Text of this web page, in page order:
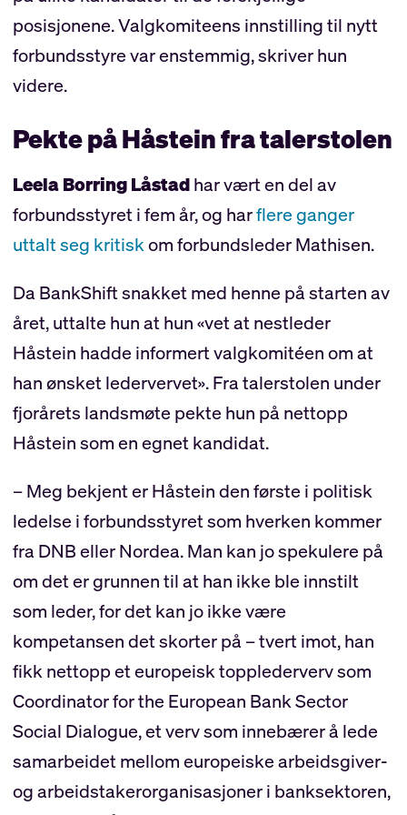
posisjonene. Valgkomiteens innstilling til nytt
forbundsstyre var enstemmig, skriver hun
videre.
Pekte på Håstein fra talerstolen
Leela Borring Låstadhar vært en del av
forbundsstyret i fem år, og harflere ganger
uttalt seg kritiskom forbundsleder Mathisen.
Da BankShift snakket med henne på starten av
året, uttalte hun at hun «vet at nestleder
Håstein hadde informert valgkomitéen om at
han ønsket ledervervet». Fra talerstolen under
fjorårets landsmøte pekte hun på nettopp
Håstein som en egnet kandidat.
– Meg bekjent er Håstein den første i politisk
ledelse i forbundsstyret som hverken kommer
fra DNB eller Nordea. Man kan jo spekulere på
om det er grunnen til at han ikke ble innstilt
som leder, for det kan jo ikke være
kompetansen det skorter på – tvert imot, han
fikk nettopp et europeisk topplederverv som
Coordinator for the European Bank Sector
Social Dialogue, et verv som innebærer å lede
samarbeidet mellom europeiske arbeidsgiver-
og arbeidstakerorganisasjoner i banksektoren,